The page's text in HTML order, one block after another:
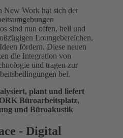
New Work hat sich der
sind nun offen, hell und
Loungebereichen,
fördern. Diese neuen
die Integration von
und tragen zur
bei.
plant und liefert
Büroarbeitsplatz,
und Büroakustik
- Digital